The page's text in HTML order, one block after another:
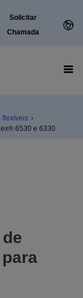
Solicitar
Chamada
flexíveis ›
6530 e 6330